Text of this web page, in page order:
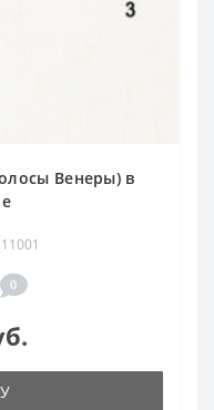
Венеры) в
0